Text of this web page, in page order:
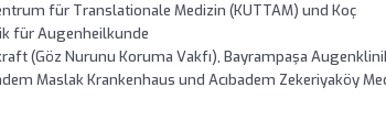
für Translationale Medizin (KUTTAM) und Koç
für Augenheilkunde
(Göz Nurunu Koruma Vakfı), Bayrampaşa
Maslak Krankenhaus und Acıbadem Zekeriyaköy